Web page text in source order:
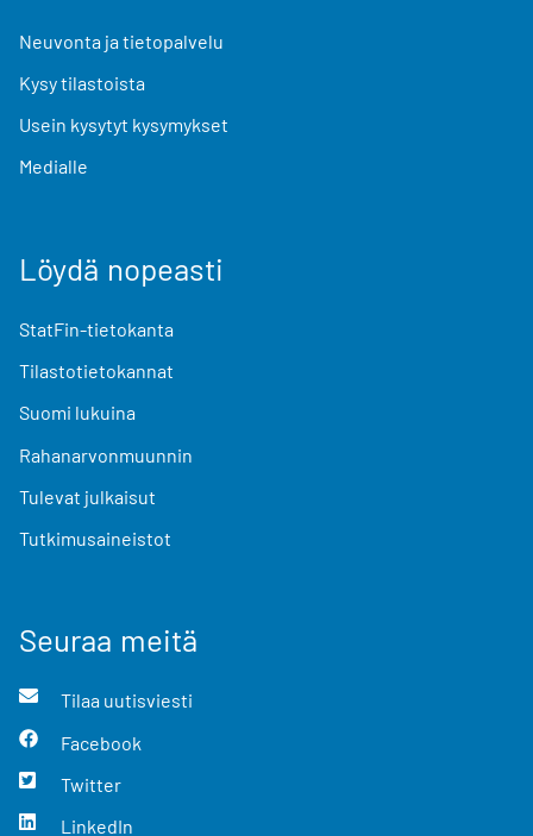
Neuvonta ja tietopalvelu
Kysy tilastoista
Usein kysytyt kysymykset
Medialle
Löydä nopeasti
StatFin-tietokanta
Tilastotietokannat
Suomi lukuina
Rahanarvonmuunnin
Tulevat julkaisut
Tutkimusaineistot
Seuraa meitä
Tilaa uutisviesti
Facebook
Twitter
LinkedIn